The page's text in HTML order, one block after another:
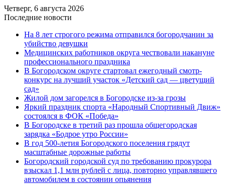
Четверг, 6 августа 2026
Последние новости
На 8 лет строгого режима отправился богородчанин за
убийство девушки
Медицинских работников округа чествовали накануне
профессионального праздника
В Богородском округе стартовал ежегодный смотр-
конкурс на лучший участок «Детский сад — цветущий
сад»
Жилой дом загорелся в Богородске из-за грозы
Яркий праздник спорта «Народный Спортивный Движ»
состоялся в ФОК «Победа»
В Богородске в третий раз прошла общегородская
зарядка «Бодрое утро России»
В год 500-летия Богородского поселения грядут
масштабные дорожные работы
️Богородский городской суд по требованию прокурора
взыскал 1,1 млн рублей с лица, повторно управлявшего
автомобилем в состоянии опьянения